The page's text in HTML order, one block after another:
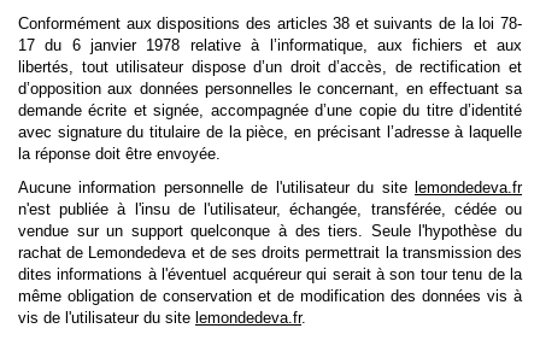
Conformément aux dispositions des articles 38 et suivants de la loi 78-
17 du 6 janvier 1978 relative à l’informatique, aux fichiers et aux
libertés, tout utilisateur dispose d’un droit d’accès, de rectification et
d’opposition aux données personnelles le concernant, en effectuant sa
demande écrite et signée, accompagnée d’une copie du titre d’identité
avec signature du titulaire de la pièce, en précisant l’adresse à laquelle
la réponse doit être envoyée.
Aucune information personnelle de l'utilisateur du site lemondedeva.fr
n'est publiée à l'insu de l'utilisateur, échangée, transférée, cédée ou
vendue sur un support quelconque à des tiers. Seule l'hypothèse du
rachat de Lemondedeva et de ses droits permettrait la transmission des
dites informations à l'éventuel acquéreur qui serait à son tour tenu de la
même obligation de conservation et de modification des données vis à
vis de l'utilisateur du site lemondedeva.fr.